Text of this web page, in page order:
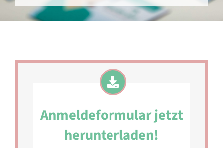
Anmeldeformular jetzt
herunterladen!